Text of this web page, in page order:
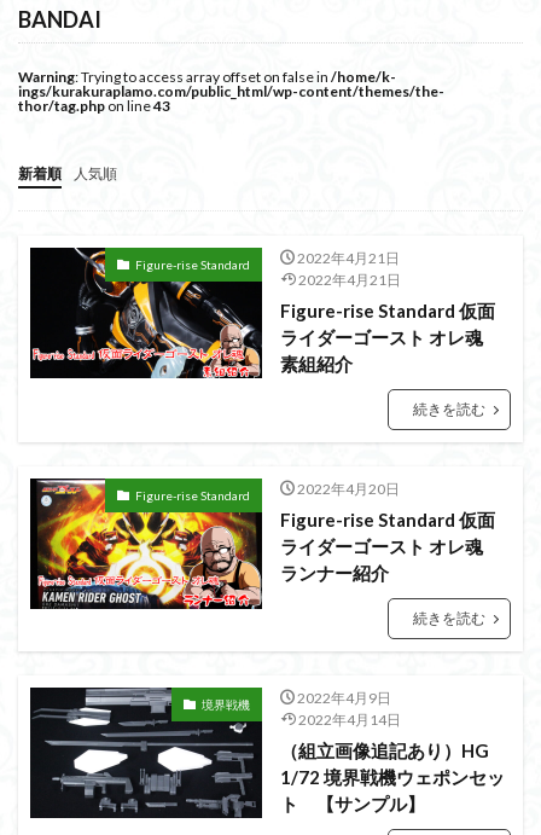
BANDAI
Warning: Trying to access array offset on false in /home/k-
ings/kurakuraplamo.com/public_html/wp-content/themes/the-
thor/tag.php on line43
新着順 人気順
Figure-rise Standard
2022年4月21日
2022年4月21日
Figure-rise Standard 仮面
ライダーゴースト オレ魂
素組紹介
続きを読む
Figure-rise Standard 2022年4月20日
Figure-rise Standard 仮面
ライダーゴースト オレ魂
ランナー紹介
続きを読む
境界戦機
2022年4月9日
2022年4月14日
（組立画像追記あり）HG
1/72 境界戦機ウェポンセッ
ト 【サンプル】
show up
ULTRAMAN SUIT
Urdr-Hunt wave
YOASOBI
くらくらの挑戦状2021
くらくらコンペ
くらくらプラモアイギス
くらくら塗装初めセット2022
アイドルマスター
アイドルマスターシャイニーカラーズ
アイマス
アギト
アスカ
アリスギア・アイギス
アリス・ギア・アイギス
アーマードコア
ウルトラマン
ウルトラマンZ
エクスプローリングラボネイチャー
エルガイム
エンドオブヒーローズ
エヴァ
エヴァンゲリオン
オリジン
オルフェンズ
オーガス
ガオガイガー
ガンダム
ガンｘソード
ガールガンレディ
キングヘイロー
クウガ
ククルスドアン
グッドスマイルカンパニー
グランゾート
ゲッター
ゲッターアーク
ゲート処理
ゲート処理追加